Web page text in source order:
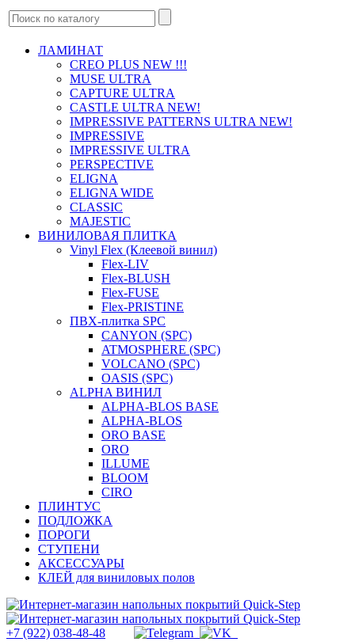
ЛАМИНАТ
CREO PLUS NEW !!!
MUSE ULTRA
CAPTURE ULTRA
CASTLE ULTRA NEW!
IMPRESSIVE PATTERNS ULTRA NEW!
IMPRESSIVE
IMPRESSIVE ULTRA
PERSPECTIVE
ELIGNA
ELIGNA WIDE
CLASSIC
MAJESTIC
ВИНИЛОВАЯ ПЛИТКА
Vinyl Flex (Клеевой винил)
Flex-LIV
Flex-BLUSH
Flex-FUSE
Flex-PRISTINE
ПВХ-плитка SPC
CANYON (SPC)
ATMOSPHERE (SPC)
VOLCANO (SPC)
OASIS (SPC)
ALPHA ВИНИЛ
ALPHA-BLOS BASE
ALPHA-BLOS
ORO BASE
ORO
ILLUME
BLOOM
CIRO
ПЛИНТУС
ПОДЛОЖКА
ПОРОГИ
СТУПЕНИ
АКСЕССУАРЫ
КЛЕЙ для виниловых полов
+7 (922) 038-48-48